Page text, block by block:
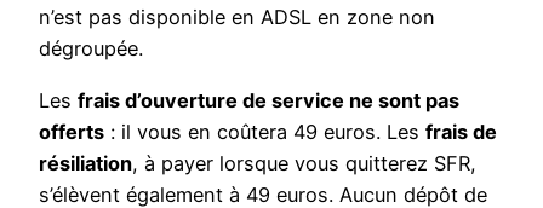
n’est pas disponible en ADSL en zone non
dégroupée.
Les frais d’ouverture de service ne sont pas
offerts : il vous en coûtera 49 euros. Les frais de
résiliation, à payer lorsque vous quitterez SFR,
s’élèvent également à 49 euros. Aucun dépôt de